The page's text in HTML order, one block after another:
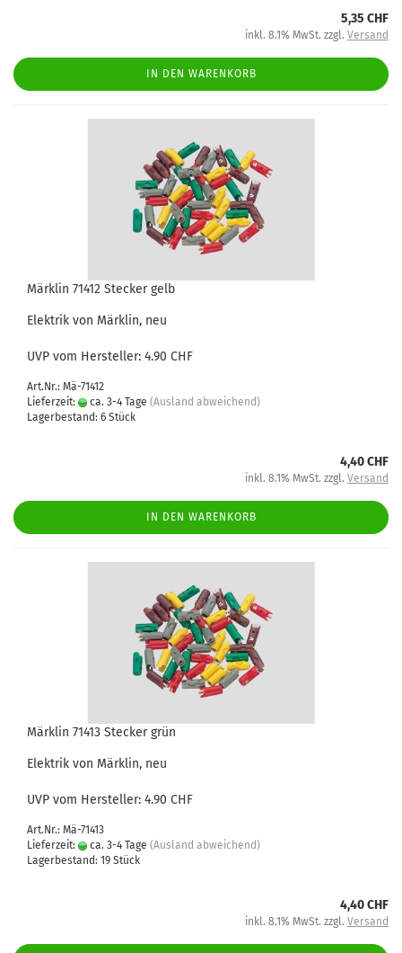
5,35 CHF
inkl. 8.1% MwSt. zzgl. Versand
IN DEN WARENKORB
Märklin 71412 Stecker gelb
Elektrik von Märklin, neu
UVP vom Hersteller: 4.90 CHF
Art.Nr.: Mä-71412
Lieferzeit:
ca. 3-4 Tage (Ausland abweichend)
Lagerbestand: 6 Stück
4,40 CHF
inkl. 8.1% MwSt. zzgl. Versand
IN DEN WARENKORB
Märklin 71413 Stecker grün
Elektrik von Märklin, neu
UVP vom Hersteller: 4.90 CHF
Art.Nr.: Mä-71413
Lieferzeit:
ca. 3-4 Tage (Ausland abweichend)
Lagerbestand: 19 Stück
4,40 CHF
inkl. 8.1% MwSt. zzgl. Versand